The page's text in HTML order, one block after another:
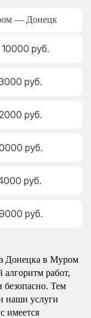
— Донецк
руб.
руб.
руб.
руб.
руб.
руб.
Донецка в Муром
алгоритм работ,
безопасно. Тем
наши услуги
имеется